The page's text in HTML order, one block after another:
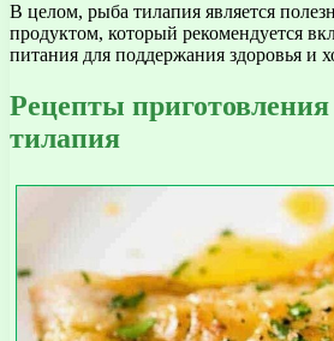
В целом, рыба тилапия является
продуктом, который рекомендуется
питания для поддержания здоровья и
Рецепты
тилапия